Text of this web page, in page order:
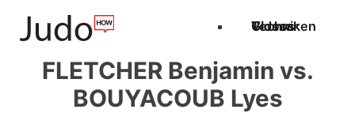
Techniken
Videos
Glossar
FLETCHER Benjamin vs.
BOUYACOUB Lyes